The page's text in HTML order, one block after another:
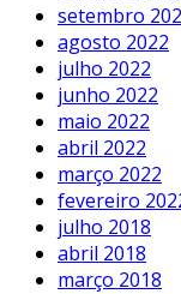
setembro
agosto 2022
julho 2022
junho 2022
maio 2022
abril 2022
março 2022
fevereiro
julho 2018
abril 2018
março 2018